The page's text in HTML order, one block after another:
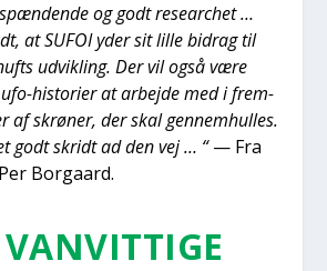
og godt resear­chet …
at SUFOI yder sit lil­le bidrag til
udvik­ling. Der vil også være
histo­ri­er at arbej­de med i frem­
af skrø­ner, der skal gen­nem­hul­les.
godt skridt ad den vej … “— Fra
Bor­gaard.